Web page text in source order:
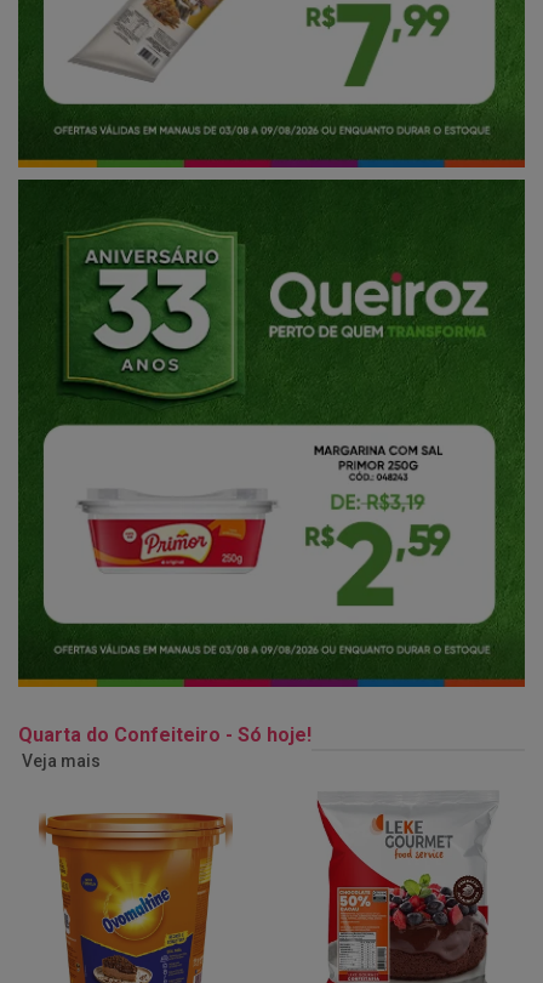
Quarta do Confeiteiro - Só hoje!
Veja mais